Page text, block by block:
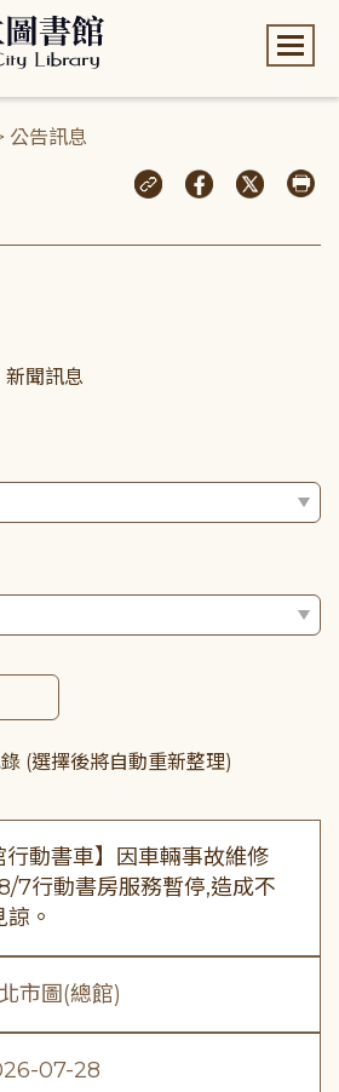
公告訊息
新聞訊息
(選擇後將自動重新整理)
行動書車】因車輛事故維修
7行動書房服務暫停,造成不
。
市圖(總館)
07-28